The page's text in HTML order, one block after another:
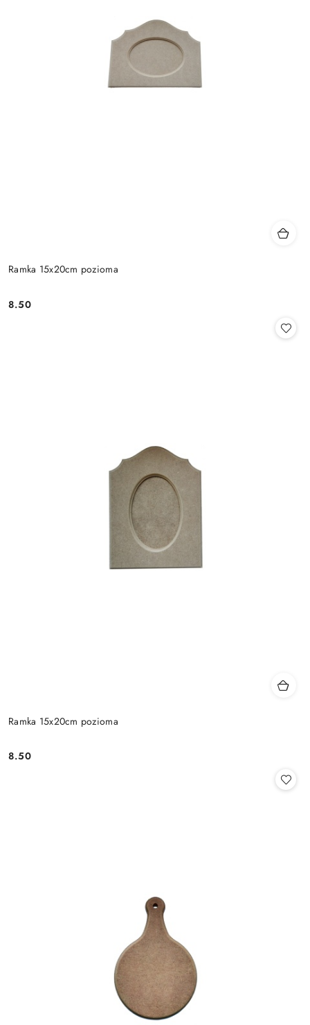
Ramka 15x20cm pozioma
Cena:
8.50
Ramka 15x20cm pozioma
Cena:
8.50